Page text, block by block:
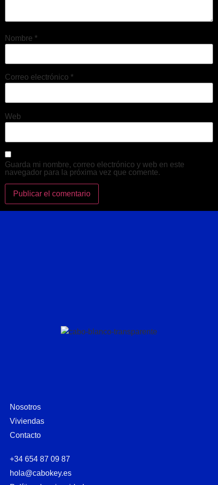
Nombre *
Correo electrónico *
Web
Guarda mi nombre, correo electrónico y web en este
navegador para la próxima vez que comente.
Nosotros
Viviendas
Contacto
+34 654 87 09 87
hola@cabokey.es